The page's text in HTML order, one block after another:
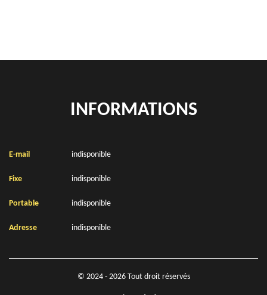
INFORMATIONS
E-mail indisponible
Fixe indisponible
Portable indisponible
Adresse indisponible
© 2024 - 2026 Tout droit réservés